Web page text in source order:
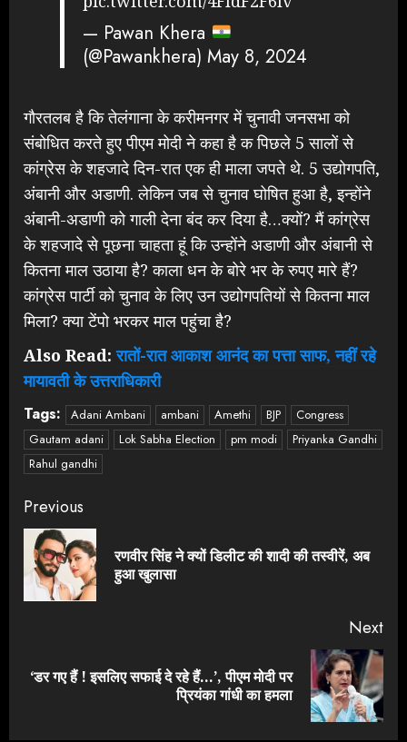
— Pawan Khera
(@Pawankhera)May 8, 2024
गौरतलब है कि तेलंगाना के करीमनगर में चुनावी जनसभा को
संबोधित करते हुए पीएम मोदी ने कहा है क पिछले 5 सालों से
कांग्रेस के शहजादे दिन-रात एक ही माला जपते थे. 5 उद्योगपति,
अंबानी और अडाणी. लेकिन जब से चुनाव घोषित हुआ है, इन्होंने
अंबानी-अडाणी को गाली देना बंद कर दिया है…क्यों? मैं कांग्रेस
के शहजादे से पूछना चाहता हूं कि उन्होंने अडाणी और अंबानी से
कितना माल उठाया है? काला धन के बोरे भर के रुपए मारे हैं?
कांग्रेस पार्टी को चुनाव के लिए उन उद्योगपतियों से कितना माल
मिला? क्या टेंपो भरकर माल पहुंचा है?
Also Read:रातों-रात आकाश आनंद का पत्ता साफ, नहीं रहे
मायावती के उत्तराधिकारी
Tags: Adani Ambani ambani Amethi BJP
Congress
Gautam adani
Lok Sabha Election pm modi
Priyanka Gandhi
Rahul gandhi
Continue
Reading
Previous
रणवीर सिंह ने क्यों डिलीट की शादी की तस्वीरें, अब
हुआ खुलासा
Next
Next
‘डर गए हैं ! इसलिए सफाई दे रहे हैं…’, पीएम मोदी पर
प्रियंका गांधी का हमला